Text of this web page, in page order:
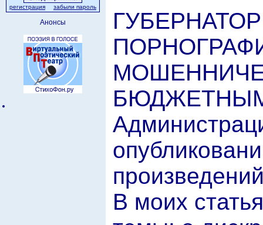
регистрация забыли пароль
Анонсы
ГУБЕРНАТОР
В моих